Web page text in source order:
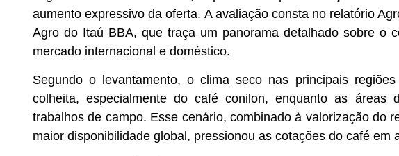
aumento expressivo da oferta. A avaliação consta no relatório
Agro do Itaú BBA, que traça um panorama detalhado sobre o
mercado internacional e doméstico.
Segundo o levantamento, o clima seco nas principais
colheita, especialmente do café conilon, enquanto as áreas
trabalhos de campo. Esse cenário, combinado à valorização do
maior disponibilidade global, pressionou as cotações do café em